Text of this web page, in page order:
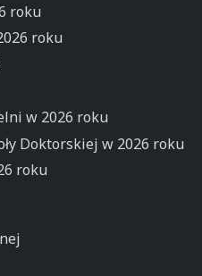
roku
roku
w 2026 roku
Doktorskiej w 2026 roku
roku